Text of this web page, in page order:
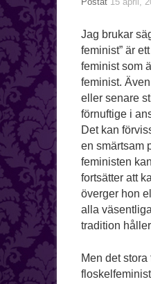
Jag brukar
feminist” är
feminist som
feminist.
eller senare
förnuftige i
Det kan
en smärtsam
feministen
fortsätter att
överger hon
alla
tradition
Men det